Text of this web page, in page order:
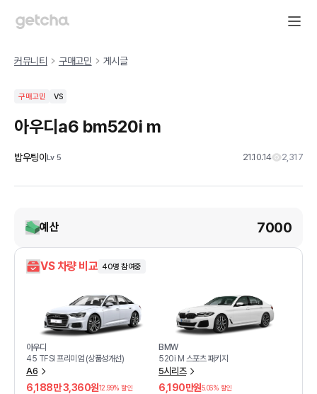
커뮤니티 구매고민 게시글
구매고민 VS
아우디a6 bm520i m
밥우팅이 Lv 5 21.10.14 2,317
예산 7000
VS 차량 비교 40명 참여중
아우디
45 TFSI 프리미엄 (상품성개선)
A6
6,188만 3,360원12.99% 할인
BMW
520i M 스포츠 패키지
5시리즈
6,190만원5.06% 할인